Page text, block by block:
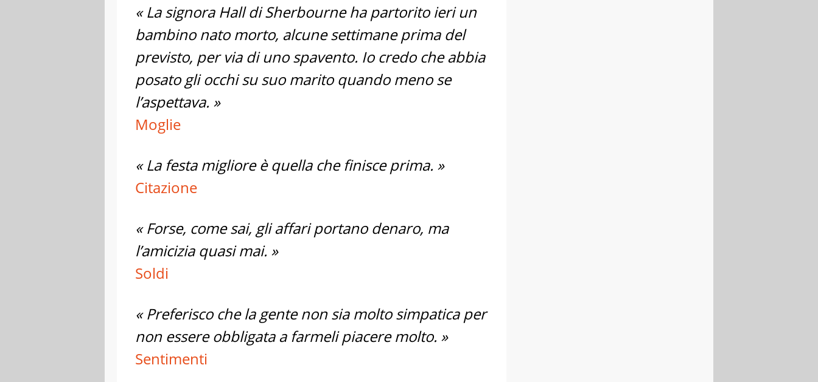
« La signora Hall di Sherbourne ha partorito ieri un
bambino nato morto, alcune settimane prima del
previsto, per via di uno spavento. Io credo che abbia
posato gli occhi su suo marito quando meno se
l’aspettava. »
Moglie
« La festa migliore è quella che finisce prima. »
Citazione
« Forse, come sai, gli affari portano denaro, ma
l’amicizia quasi mai. »
Soldi
« Preferisco che la gente non sia molto simpatica per
non essere obbligata a farmeli piacere molto. »
Sentimenti